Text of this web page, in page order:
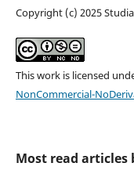
Copyright (c) 2025
This work is licensed
NonCommercial-
Most read articles